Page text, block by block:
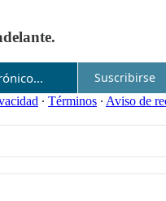
Suscribirse
∙ Términos ∙ Aviso de